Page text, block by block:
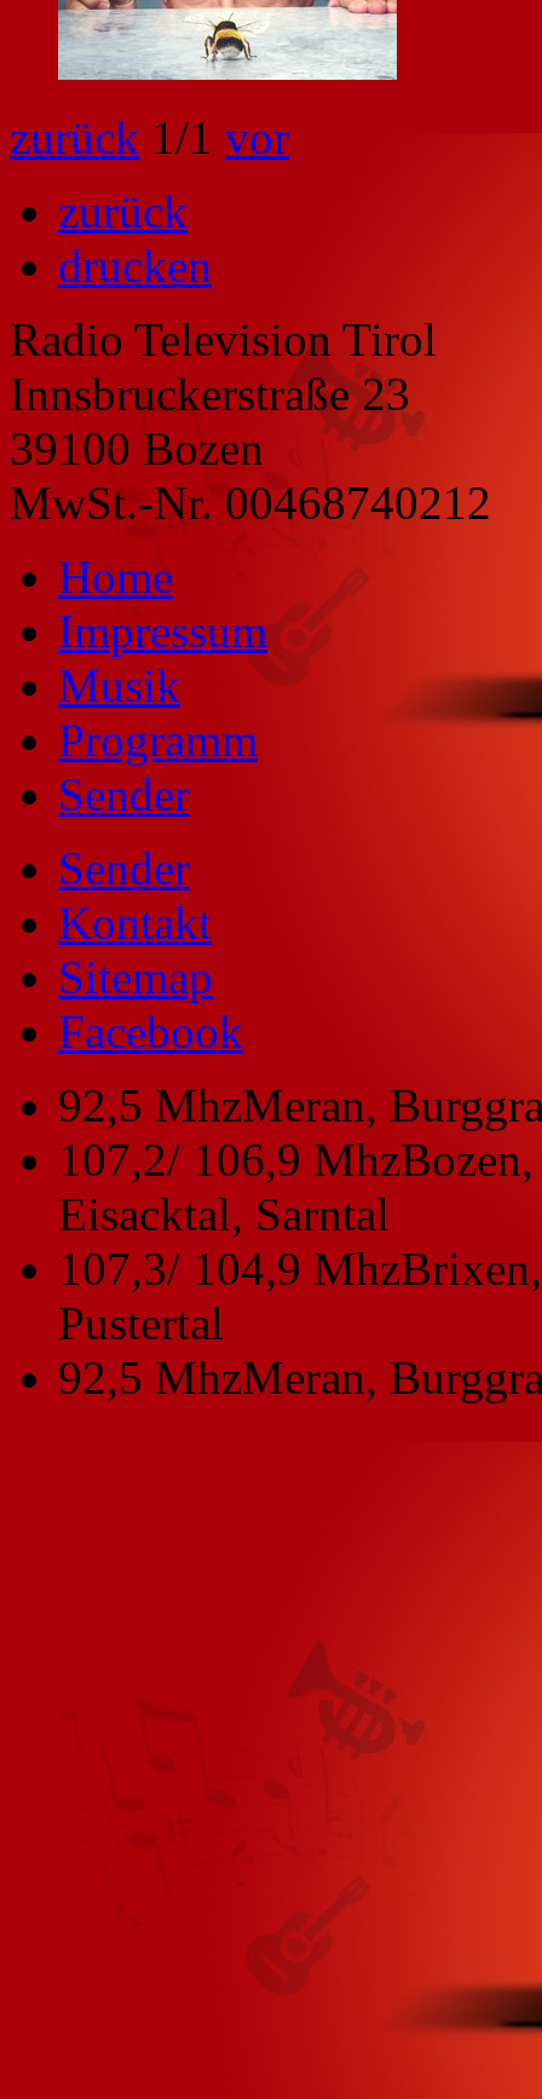
zurück 1/1 vor
zurück
drucken
Radio Television Tirol
Innsbruckerstraße 23
39100 Bozen
MwSt.-Nr. 00468740212
Home
Impressum
Musik
Programm
Sender
Sender
Kontakt
Sitemap
Facebook
92,5 MhzMeran,
107,2/ 106,9 Mhz
Eisacktal, Sarntal
107,3/ 104,9 Mhz
Pustertal
92,5 MhzMeran,